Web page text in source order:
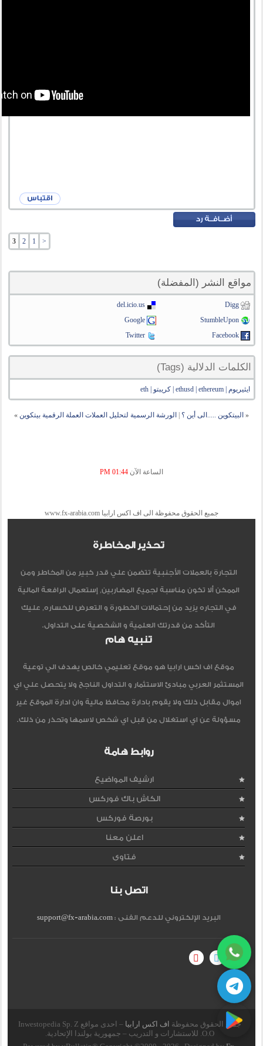
<
1
2
3
مواقع النشر (المفضلة)
Digg
del.icio.us
StumbleUpon
Google
Facebook
Twitter
الكلمات الدلالية (Tags)
ايثيريوم | ethusd | ethereum | كريبتو | eth
« البيتكوين .....الى أين ؟ الورشة الرسمية لتحليل العملات العملة الرقمية بيتكوين »
الساعة الآن 01:44 PM
جميع الحقوق محفوظة الى اف اكس ارابيا www.fx-arabia.com
تحذير المخاطرة
التجارة بالعملات الأجنبية تتضمن علي قدر كبير من المخاطر ومن
الممكن ألا تكون مناسبة لجميع المضاربين, إستعمال الرافعة المالية
في التجاره يزيد من إحتمالات الخطورة و التعرض للخساره, عليك
التأكد من قدرتك العلمية و الشخصية على التداول.
تنبيه هام
موقع اف اكس ارابيا هو موقع تعليمي خالص يهدف الي توعية
المستثمر العربي مبادئ الاستثمار و التداول الناجح ولا يتحصل علي اي
اموال مقابل ذلك ولا يقوم بادارة محافظ مالية وان ادارة الموقع غير
مسؤولة عن اي استغلال من قبل اي شخص لاسمها وتحذر من ذلك.
روابط هامة
ارشيف المواضيع
الكاش باك فوركس
بورصة فوركس
اعلن معنا
فتاوى
اتصل بنا
البريد الإلكتروني للدعم الفنى :support@fx-arabia.com
جميع الحقوق محفوظة اف اكس ارابيا
– احدى مواقع Inwestopedia Sp. Z
O.O. للاستشارات و التدريب – جمهورية بولندا الإتحادية.